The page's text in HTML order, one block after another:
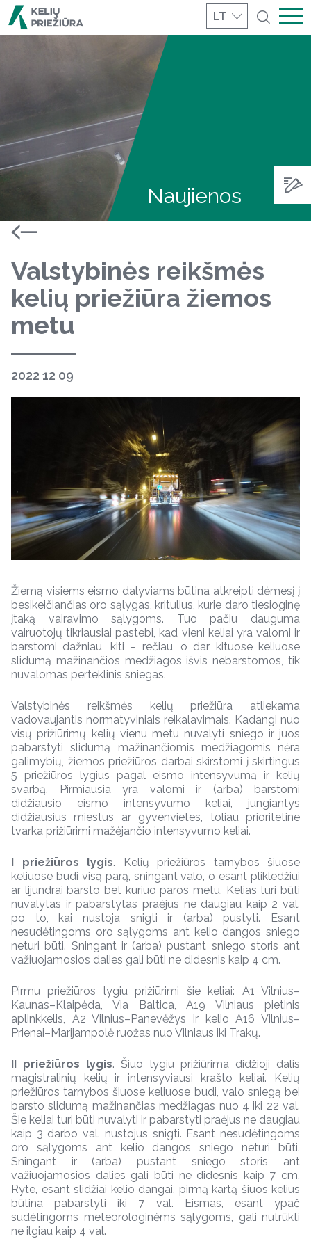
LT
Naujienos
Valstybinės reikšmės
kelių priežiūra žiemos
metu
2022 12 09
Žiemą visiems eismo dalyviams būtina atkreipti dėmesį į
besikeičiančias oro sąlygas, kritulius, kurie daro tiesioginę
įtaką vairavimo sąlygoms. Tuo pačiu dauguma
vairuotojų tikriausiai pastebi, kad vieni keliai yra valomi ir
barstomi dažniau, kiti – rečiau, o dar kituose keliuose
slidumą mažinančios medžiagos išvis nebarstomos, tik
nuvalomas perteklinis sniegas.
Valstybinės reikšmės kelių priežiūra atliekama
vadovaujantis normatyviniais reikalavimais. Kadangi nuo
visų prižiūrimų kelių vienu metu nuvalyti sniego ir juos
pabarstyti slidumą mažinančiomis medžiagomis nėra
galimybių, žiemos priežiūros darbai skirstomi į skirtingus
5 priežiūros lygius pagal eismo intensyvumą ir kelių
svarbą. Pirmiausia yra valomi ir (arba) barstomi
didžiausio eismo intensyvumo keliai, jungiantys
didžiausius miestus ar gyvenvietes, toliau prioritetine
tvarka prižiūrimi mažėjančio intensyvumo keliai.
I priežiūros lygis. Kelių priežiūros tarnybos šiuose
keliuose budi visą parą, sningant valo, o esant plikledžiui
ar lijundrai barsto bet kuriuo paros metu. Kelias turi būti
nuvalytas ir pabarstytas praėjus ne daugiau kaip 2 val.
po to, kai nustoja snigti ir (arba) pustyti. Esant
nesudėtingoms oro sąlygoms ant kelio dangos sniego
neturi būti. Sningant ir (arba) pustant sniego storis ant
važiuojamosios dalies gali būti ne didesnis kaip 4 cm.
Pirmu priežiūros lygiu prižiūrimi šie keliai: A1 Vilnius–
Kaunas–Klaipėda, Via Baltica, A19 Vilniaus pietinis
aplinkkelis, A2 Vilnius–Panevėžys ir kelio A16 Vilnius–
Prienai–Marijampolė ruožas nuo Vilniaus iki Trakų.
II priežiūros lygis. Šiuo lygiu prižiūrima didžioji dalis
magistralinių kelių ir intensyviausi krašto keliai. Kelių
priežiūros tarnybos šiuose keliuose budi, valo sniegą bei
barsto slidumą mažinančias medžiagas nuo 4 iki 22 val.
Šie keliai turi būti nuvalyti ir pabarstyti praėjus ne daugiau
kaip 3 darbo val. nustojus snigti. Esant nesudėtingoms
oro sąlygoms ant kelio dangos sniego neturi būti.
Sningant ir (arba) pustant sniego storis ant
važiuojamosios dalies gali būti ne didesnis kaip 7 cm.
Ryte, esant slidžiai kelio dangai, pirmą kartą šiuos kelius
būtina pabarstyti iki 7 val. Eismas, esant ypač
sudėtingoms meteorologinėms sąlygoms, gali nutrūkti
ne ilgiau kaip 4 val.